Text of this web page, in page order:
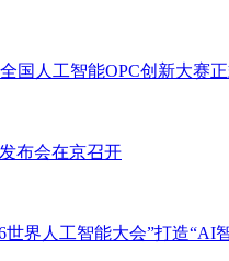
国人工智能OPC创新大赛
布会在京召开
世界人工智能大会”打造“AI